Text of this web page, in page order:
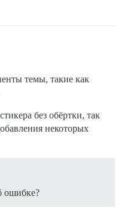
темы, такие как
без обёртки, так
некоторых
ошибке?